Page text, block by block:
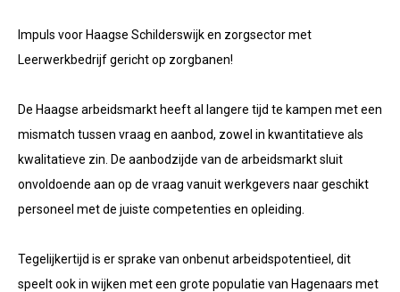
Impuls voor Haagse Schilderswijk en zorgsector met
Leerwerkbedrijf gericht op zorgbanen!
De Haagse arbeidsmarkt heeft al langere tijd te kampen met een
mismatch tussen vraag en aanbod, zowel in kwantitatieve als
kwalitatieve zin. De aanbodzijde van de arbeidsmarkt sluit
onvoldoende aan op de vraag vanuit werkgevers naar geschikt
personeel met de juiste competenties en opleiding.
Tegelijkertijd is er sprake van onbenut arbeidspotentieel, dit
speelt ook in wijken met een grote populatie van Hagenaars met